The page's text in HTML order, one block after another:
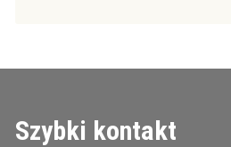
Szybki kontakt